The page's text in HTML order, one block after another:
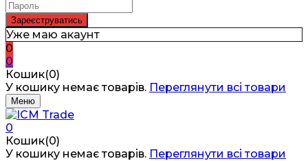
Уже маю акаунт
0
0
Кошик(0)
У кошику немає товарів. Переглянути всі товари
Меню
0
Кошик(0)
У кошику немає товарів. Переглянути всі товари